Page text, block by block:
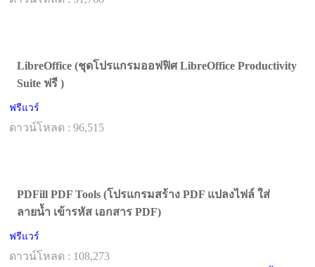
LibreOffice (ชุดโปรแกรมออฟฟิศ LibreOffice Productivity
Suite ฟรี )
ฟรีแวร์
ดาวน์โหลด : 96,515
PDFill PDF Tools (โปรแกรมสร้าง PDF แปลงไฟล์ ใส่
ลายน้ำ เข้ารหัส เอกสาร PDF)
ฟรีแวร์
ดาวน์โหลด : 108,273